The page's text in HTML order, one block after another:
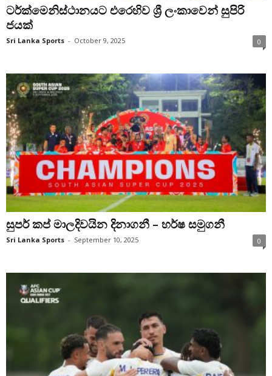
ටර්ක්මෙනිස්ථානයට එරෙහිව ශ්‍රී ලංකාවෙන් සුපිරි
ජයක්
Sri Lanka Sports - October 9, 2025 0
සුපර් කප් මාලදිවයින දිනාගනී – හර්ෂ සමුගනී
Sri Lanka Sports - September 10, 2025 0